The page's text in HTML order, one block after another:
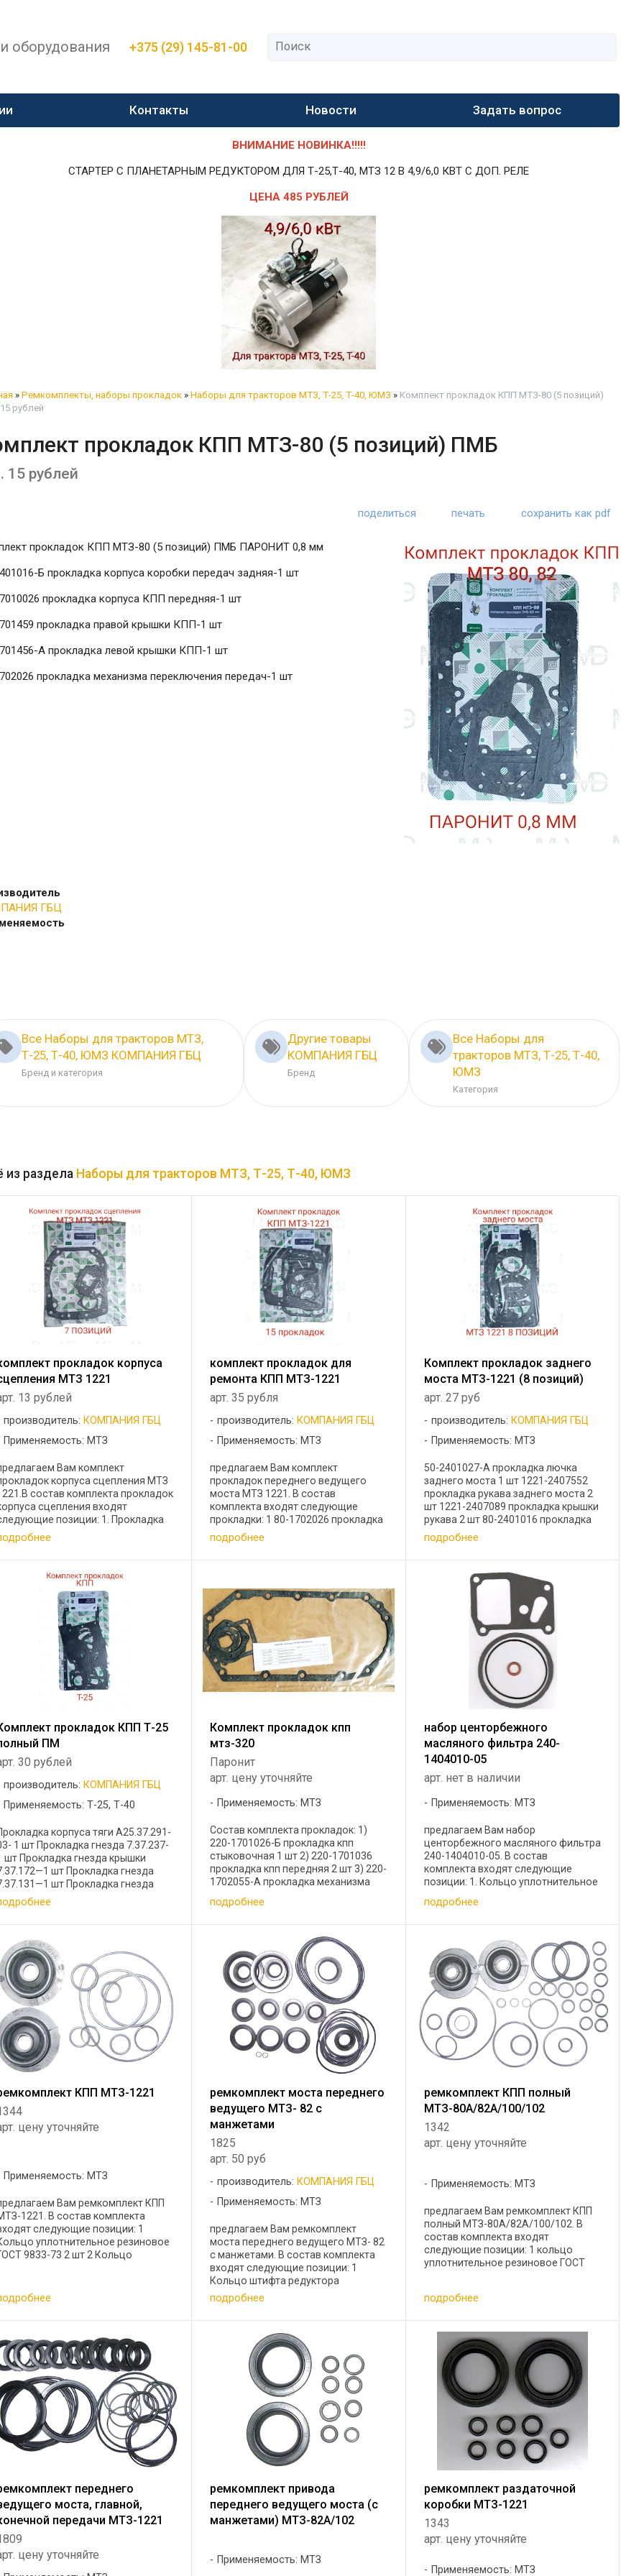
оборудования +375 (29) 145-81-00
Контакты Новости Задать вопрос
ВНИМАНИЕ НОВИНКА!!!!!
СТАРТЕР С ПЛАНЕТАРНЫМ РЕДУКТОРОМ ДЛЯ Т-25,Т-40, МТЗ 12 В 4,9/6,0 КВТ С ДОП. РЕЛЕ
ЦЕНА 485 РУБЛЕЙ
» Ремкомплекты, наборы прокладок » Наборы для тракторов МТЗ, Т-25, Т-40, ЮМЗ » Комплект прокладок КПП МТЗ-80 (5 позиций)
рублей
прокладок КПП МТЗ-80 (5 позиций) ПМБ
15 рублей
поделиться печать сохранить как pdf
прокладок КПП МТЗ-80 (5 позиций) ПМБ ПАРОНИТ 0,8 мм
Б прокладка корпуса коробки передач задняя-1 шт
прокладка корпуса КПП передняя-1 шт
прокладка правой крышки КПП-1 шт
А прокладка левой крышки КПП-1 шт
прокладка механизма переключения передач-1 шт
ГБЦ
Все Наборы для тракторов МТЗ,
Т-25, Т-40, ЮМЗ КОМПАНИЯ ГБЦ
Бренд и категория
Другие товары
КОМПАНИЯ ГБЦ
Бренд
Все Наборы для
тракторов МТЗ, Т-25, Т-40,
ЮМЗ
Категория
из раздела Наборы для тракторов МТЗ, Т-25, Т-40, ЮМЗ
прокладок корпуса
МТЗ 1221
13 рублей
производитель: КОМПАНИЯ ГБЦ
Применяемость: МТЗ
Вам комплект
корпуса сцепления МТЗ
состав комплекта прокладок
сцепления входят
позиции: 1. Прокладка
горловины 240-
А - 1 шт. 2. Прокладка
корпуса сцепления 80-
- 1 шт. ...
комплект прокладок для
ремонта КПП МТЗ-1221
арт. 35 рубля
производитель: КОМПАНИЯ ГБЦ
Применяемость: МТЗ
предлагаем Вам комплект
прокладок переднего ведущего
моста МТЗ 1221. В состав
комплекта входят следующие
прокладки: 1 80-1702026 прокладка
верхней крышки 1 2 50-1701456-А
прокладка крышки левой 1 3
прокладка стыка 1 4 80S-1702066
подробнее
Комплект прокладок заднего
моста МТЗ-1221 (8 позиций)
арт. 27 руб
производитель: КОМПАНИЯ ГБЦ
Применяемость: МТЗ
50-2401027-А прокладка лючка
заднего моста 1 шт 1221-2407552
прокладка рукава заднего моста 2
шт 1221-2407089 прокладка крышки
рукава 2 шт 80-2401016 прокладка
между КПП и ЗМ 1 шт 1221-2401025
прокладка крышки заднего моста 1
шт 85-4616031А ...
подробнее
прокладок КПП Т-25
ПМ
30 рублей
производитель: КОМПАНИЯ ГБЦ
Применяемость: Т-25, Т-40
корпуса тяги А25.37.291-
1 шт Прокладка гнезда 7.37.237-
шт Прокладка гнезда крышки
шт Прокладка гнезда
шт Прокладка гнезда
1—1 шт Прокладка колонки
1 шт Прокладка крышки
2 шт ...
Комплект прокладок кпп
мтз-320
Паронит
арт. цену уточняйте
Применяемость: МТЗ
Состав комплекта прокладок: 1)
220-1701026-Б прокладка кпп
стыковочная 1 шт 2) 220-1701036
прокладка кпп передняя 2 шт 3) 220-
1702055-А прокладка механизма
управления 2 шт 4) 220-1702066-Б
прокладка кпп механизма
подробнее
набор центорбежного
масляного фильтра 240-
1404010-05
арт. нет в наличии
Применяемость: МТЗ
предлагаем Вам набор
центорбежного масляного фильтра
240-1404010-05. В состав
комплекта входят следующие
позиции: 1. Кольцо уплотнительное
резиновое ГОСТ 9833- 73-1 шт 2. 50-
1404049 прокладка колпака
подробнее
КПП МТЗ-1221
цену уточняйте
Применяемость: МТЗ
Вам ремкомплект КПП
1221. В состав комплекта
следующие позиции: 1
уплотнительное резиновое
9833-73 2 шт 2 Кольцо
резиновое ГОСТ
73 1 шт 4 ...
ремкомплект моста переднего
ведущего МТЗ- 82 с
манжетами
1825
арт. 50 руб
производитель: КОМПАНИЯ ГБЦ
Применяемость: МТЗ
предлагаем Вам ремкомплект
моста переднего ведущего МТЗ- 82
с манжетами. В состав комплекта
входят следующие позиции: 1
Кольцо штифта редуктора
конечной передачи 2 шт 2 Кольцо
стакана главной передачи 1 шт 3
Кольцо трубы шкворня редуктора
подробнее
ремкомплект КПП полный
МТЗ-80А/82А/100/102
1342
арт. цену уточняйте
Применяемость: МТЗ
предлагаем Вам ремкомплект КПП
полный МТЗ-80А/82А/100/102. В
состав комплекта входят
следующие позиции: 1 кольцо
уплотнительное резиновое ГОСТ
9833-73 1 щт 3 кольцо
подробнее
переднего
моста, главной,
передачи МТЗ-1221
цену уточняйте
ремкомплект привода
переднего ведущего моста (с
манжетами) МТЗ-82А/102
Применяемость: МТЗ
ремкомплект раздаточной
коробки МТЗ-1221
1343
арт. цену уточняйте
Применяемость: МТЗ